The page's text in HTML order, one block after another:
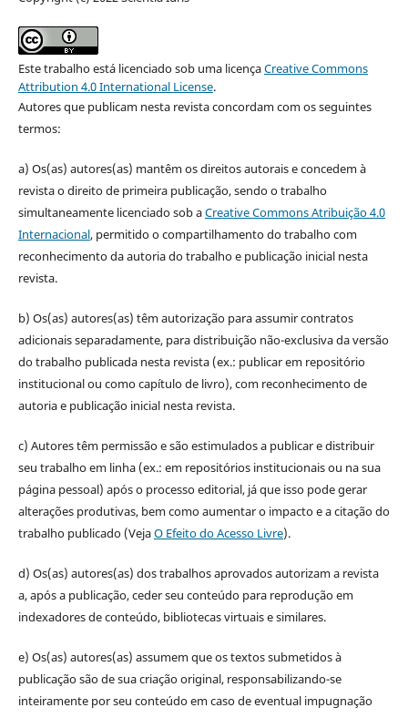
Este trabalho está licenciado sob uma licençaCreative Commons
Attribution 4.0 International License.
Autores que publicam nesta revista concordam com os seguintes
termos:
a) Os(as) autores(as) mantêm os direitos autorais e concedem à
revista o direito de primeira publicação, sendo o trabalho
simultaneamente licenciado sob aCreative Commons Atribuição 4.0
Internacional, permitido o compartilhamento do trabalho com
reconhecimento da autoria do trabalho e publicação inicial nesta
revista.
b) Os(as) autores(as) têm autorização para assumir contratos
adicionais separadamente, para distribuição não-exclusiva da versão
do trabalho publicada nesta revista (ex.: publicar em repositório
institucional ou como capítulo de livro), com reconhecimento de
autoria e publicação inicial nesta revista.
c) Autores têm permissão e são estimulados a publicar e distribuir
seu trabalho em linha (ex.: em repositórios institucionais ou na sua
página pessoal) após o processo editorial, já que isso pode gerar
alterações produtivas, bem como aumentar o impacto e a citação do
trabalho publicado (VejaO Efeito do Acesso Livre).
d) Os(as) autores(as) dos trabalhos aprovados autorizam a revista
a, após a publicação, ceder seu conteúdo para reprodução em
indexadores de conteúdo, bibliotecas virtuais e similares.
e) Os(as) autores(as) assumem que os textos submetidos à
publicação são de sua criação original, responsabilizando-se
inteiramente por seu conteúdo em caso de eventual impugnação